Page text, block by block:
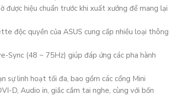
được hiệu chuẩn trước khi xuất xưởng để mang lại
độc quyền của ASUS cung cấp nhiều loại thông
Sync (48 ~ 75Hz) giúp đáp ứng các pha hành
sự linh hoạt tối đa, bao gồm các cổng Mini
D, Audio in, giắc cắm tai nghe, cùng với bốn